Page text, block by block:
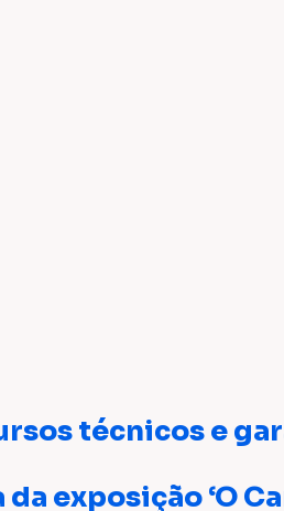
técnicos e
exposição ‘O